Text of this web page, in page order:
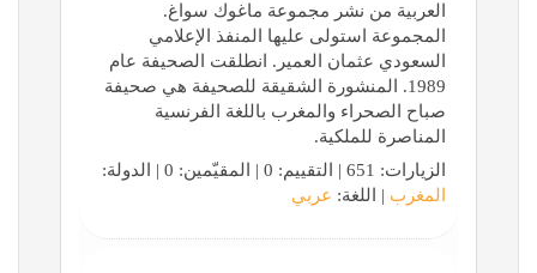
العربية من نشر مجموعة ماغوك سواغ.
المجموعة استولى عليها المنفذ الإعلامي
السعودي عثمان العمير. انطلقت الصحيفة عام
1989. المنشورة الشقيقة للصحيفة هي صحيفة
صباح الصحراء والمغرب باللغة الفرنسية
المناصرة للملكية.
الزيارات: 651 | التقييم: 0 | المقيّمين: 0 | الدولة:
المغرب | اللغة: عربي